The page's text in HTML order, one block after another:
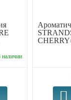
наличии